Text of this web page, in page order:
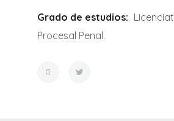
Grado de estudios:
Procesal Penal.